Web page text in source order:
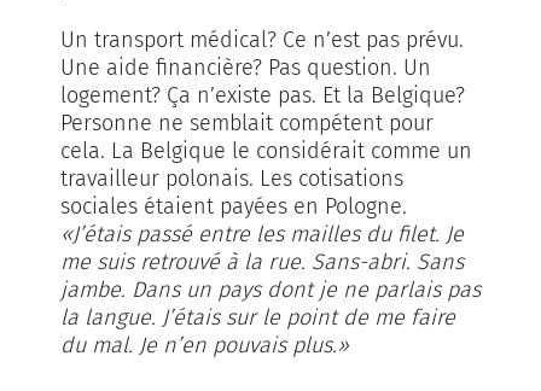
Un transport médical? Ce n’est pas prévu.
Une aide financière? Pas question. Un
logement? Ça n’existe pas. Et la Belgique?
Personne ne semblait compétent pour
cela. La Belgique le considérait comme un
travailleur polonais. Les cotisations
sociales étaient payées en Pologne.
«J’étais passé entre les mailles du filet. Je
me suis retrouvé à la rue. Sans-abri. Sans
jambe. Dans un pays dont je ne parlais pas
la langue. J’étais sur le point de me faire
du mal. Je n’en pouvais plus.»